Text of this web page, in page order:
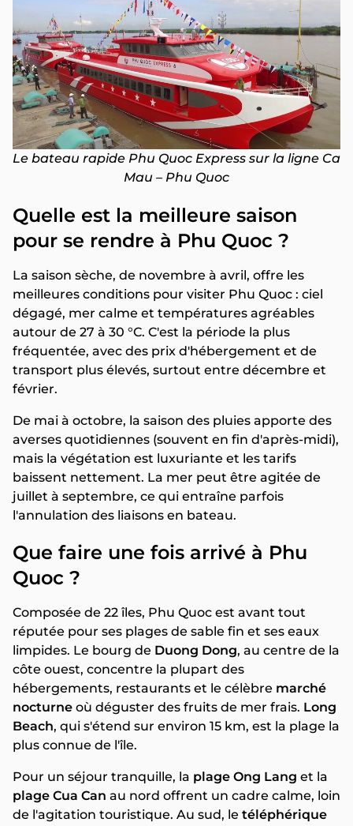
Le bateau rapide Phu Quoc Express sur la ligne Ca
Mau – Phu Quoc
Quelle est la meilleure saison
pour se rendre à Phu Quoc ?
La saison sèche, de novembre à avril, offre les
meilleures conditions pour visiter Phu Quoc : ciel
dégagé, mer calme et températures agréables
autour de 27 à 30 °C. C'est la période la plus
fréquentée, avec des prix d'hébergement et de
transport plus élevés, surtout entre décembre et
février.
De mai à octobre, la saison des pluies apporte des
averses quotidiennes (souvent en fin d'après-midi),
mais la végétation est luxuriante et les tarifs
baissent nettement. La mer peut être agitée de
juillet à septembre, ce qui entraîne parfois
l'annulation des liaisons en bateau.
Que faire une fois arrivé à Phu
Quoc ?
Composée de 22 îles, Phu Quoc est avant tout
réputée pour ses plages de sable fin et ses eaux
limpides. Le bourg de Duong Dong, au centre de la
côte ouest, concentre la plupart des
hébergements, restaurants et le célèbre marché
nocturne où déguster des fruits de mer frais. Long
Beach, qui s'étend sur environ 15 km, est la plage la
plus connue de l'île.
Pour un séjour tranquille, la plage Ong Lang et la
plage Cua Can au nord offrent un cadre calme, loin
de l'agitation touristique. Au sud, le téléphérique